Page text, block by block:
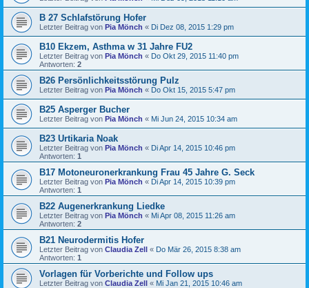
B 27 Schlafstörung Hofer
Letzter Beitrag von Pia Mönch « Di Dez 08, 2015 1:29 pm
B10 Ekzem, Asthma w 31 Jahre FU2
Letzter Beitrag von Pia Mönch « Do Okt 29, 2015 11:40 pm
Antworten: 2
B26 Persönlichkeitsstörung Pulz
Letzter Beitrag von Pia Mönch « Do Okt 15, 2015 5:47 pm
B25 Asperger Bucher
Letzter Beitrag von Pia Mönch « Mi Jun 24, 2015 10:34 am
B23 Urtikaria Noak
Letzter Beitrag von Pia Mönch « Di Apr 14, 2015 10:46 pm
Antworten: 1
B17 Motoneuronerkrankung Frau 45 Jahre G. Seck
Letzter Beitrag von Pia Mönch « Di Apr 14, 2015 10:39 pm
Antworten: 1
B22 Augenerkrankung Liedke
Letzter Beitrag von Pia Mönch « Mi Apr 08, 2015 11:26 am
Antworten: 2
B21 Neurodermitis Hofer
Letzter Beitrag von Claudia Zell « Do Mär 26, 2015 8:38 am
Antworten: 1
Vorlagen für Vorberichte und Follow ups
Letzter Beitrag von Claudia Zell « Mi Jan 21, 2015 10:46 am